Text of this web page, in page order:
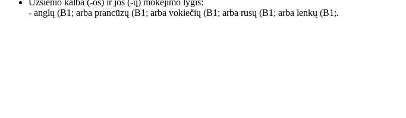
- anglų (B1; arba prancūzų (B1; arba vokiečių (B1; arba rusų (B1; arba lenkų (B1;.